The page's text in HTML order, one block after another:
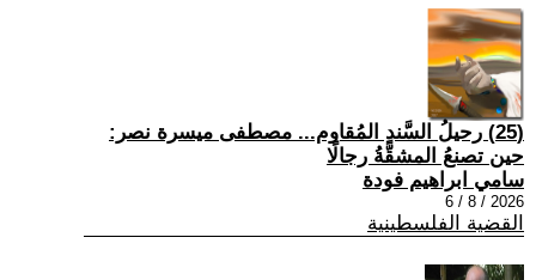
(25) رحيلُ السَّندِ المُقاوم... مصطفى ميسرة نصر:
حين تصنعُ المشقَّةُ رجالًا
سامي ابراهيم فودة
2026 / 8 / 6
القضية الفلسطينية